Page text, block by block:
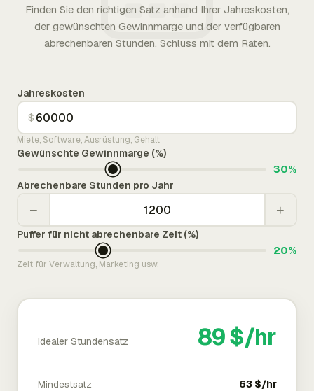
Finden Sie den richtigen Satz anhand Ihrer Jahreskosten,
der gewünschten Gewinnmarge und der verfügbaren
abrechenbaren Stunden. Schluss mit dem Raten.
Jahreskosten
$
Miete, Software, Ausrüstung, Gehalt
Gewünschte Gewinnmarge (%)
30%
Abrechenbare Stunden pro Jahr
− +
Puffer für nicht abrechenbare Zeit (%)
20%
Zeit für Verwaltung, Marketing usw.
Idealer Stundensatz 89 $/hr
Mindestsatz 63 $/hr